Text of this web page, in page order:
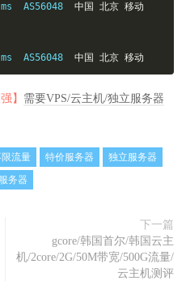
ms  AS56048 中国 北京 移动
ms  AS56048 中国 北京 移动
】 需要VPS/云主机/独立服务器
流量 特价服务器
独立服务器
务器
下一篇
gcore/韩国首尔/韩国云主
机/2core/2G/50M带宽/500G流量/
云主机测评